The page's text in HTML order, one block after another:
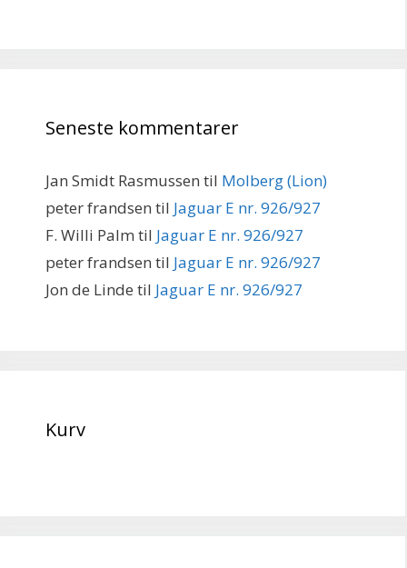
Seneste kommentarer
Jan Smidt Rasmussen til Molberg (Lion)
peter frandsen til Jaguar E nr. 926/927
F. Willi Palm til Jaguar E nr. 926/927
peter frandsen til Jaguar E nr. 926/927
Jon de Linde til Jaguar E nr. 926/927
Kurv